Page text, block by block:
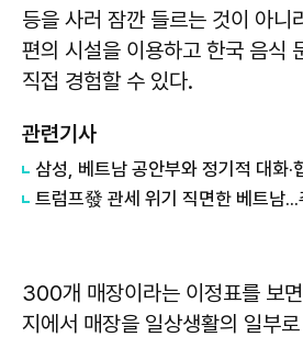
등을 사러 잠깐 들르는 것이 아니
편의 시설을 이용하고 한국 음식
직접 경험할 수 있다.
관련기사
삼성, 베트남 공안부와 정기적 대화·
300개 매장이라는 이정표를 보
지에서 매장을 일상생활의 일부